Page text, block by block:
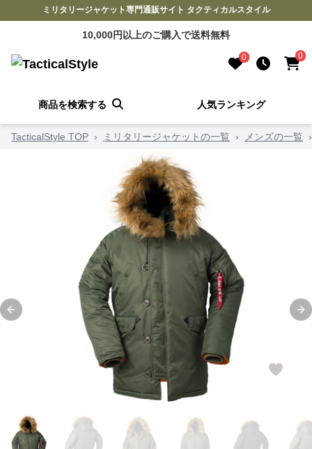
ミリタリージャケット専門通販サイト タクティカルスタイル
10,000円以上のご購入で送料無料
0 0
商品を検索する 人気ランキング
TacticalStyle TOP › ミリタリージャケットの一覧 › メンズの一覧 ›
Previous slide